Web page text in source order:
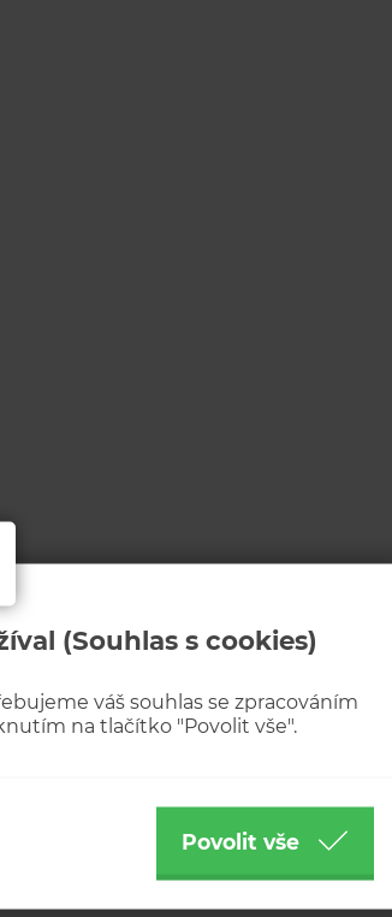
(Souhlas s cookies)
váš souhlas se zpracováním
na tlačítko "Povolit vše".
Povolit vše